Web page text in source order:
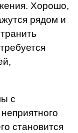
Хорошо,
рядом и
с
становится